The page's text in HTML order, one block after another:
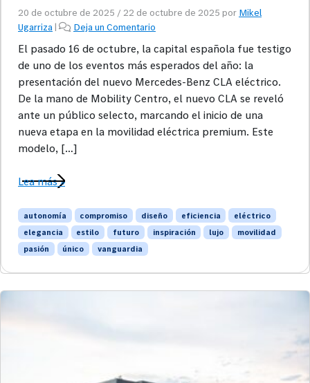
20 de octubre de 2025 / 22 de octubre de 2025 por Mikel
Ugarriza | Deja un Comentario
El pasado 16 de octubre, la capital española fue testigo
de uno de los eventos más esperados del año: la
presentación del nuevo Mercedes-Benz CLA eléctrico.
De la mano de Mobility Centro, el nuevo CLA se reveló
ante un público selecto, marcando el inicio de una
nueva etapa en la movilidad eléctrica premium. Este
modelo, […]
Lea más »
autonomía compromiso diseño eficiencia
eléctrico
elegancia
estilo futuro inspiración lujo
movilidad
pasión
único vanguardia